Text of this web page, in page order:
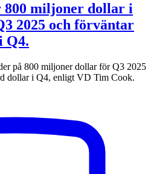
miljoner dollar i
2025 och förväntar
Q4.
på 800 miljoner dollar för Q3 2025
dollar i Q4, enligt VD Tim Cook.